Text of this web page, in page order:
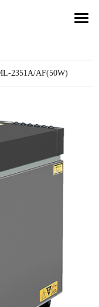
2351A/AF(50W)